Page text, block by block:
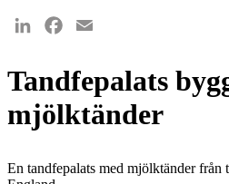
LinkedInFacebook
Tandfepalats
mjölktänder
En tandfepalats med mjölktänder från